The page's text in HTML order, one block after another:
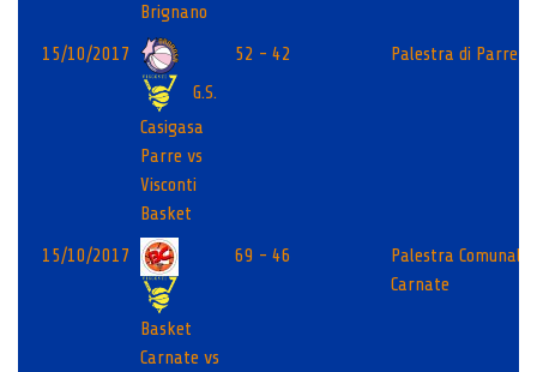
Brignano
15/10/2017
G.S.
Casigasa
Parre vs
Visconti
Basket
52 - 42 Palestra di Parre
15/10/2017
Basket
Carnate vs
69 - 46
Palestra Comunale
Carnate